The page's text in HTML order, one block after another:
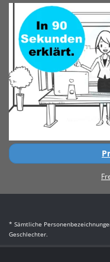
* Sämtliche
Geschlechter.